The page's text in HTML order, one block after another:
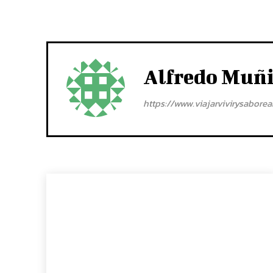
Alfredo
https://